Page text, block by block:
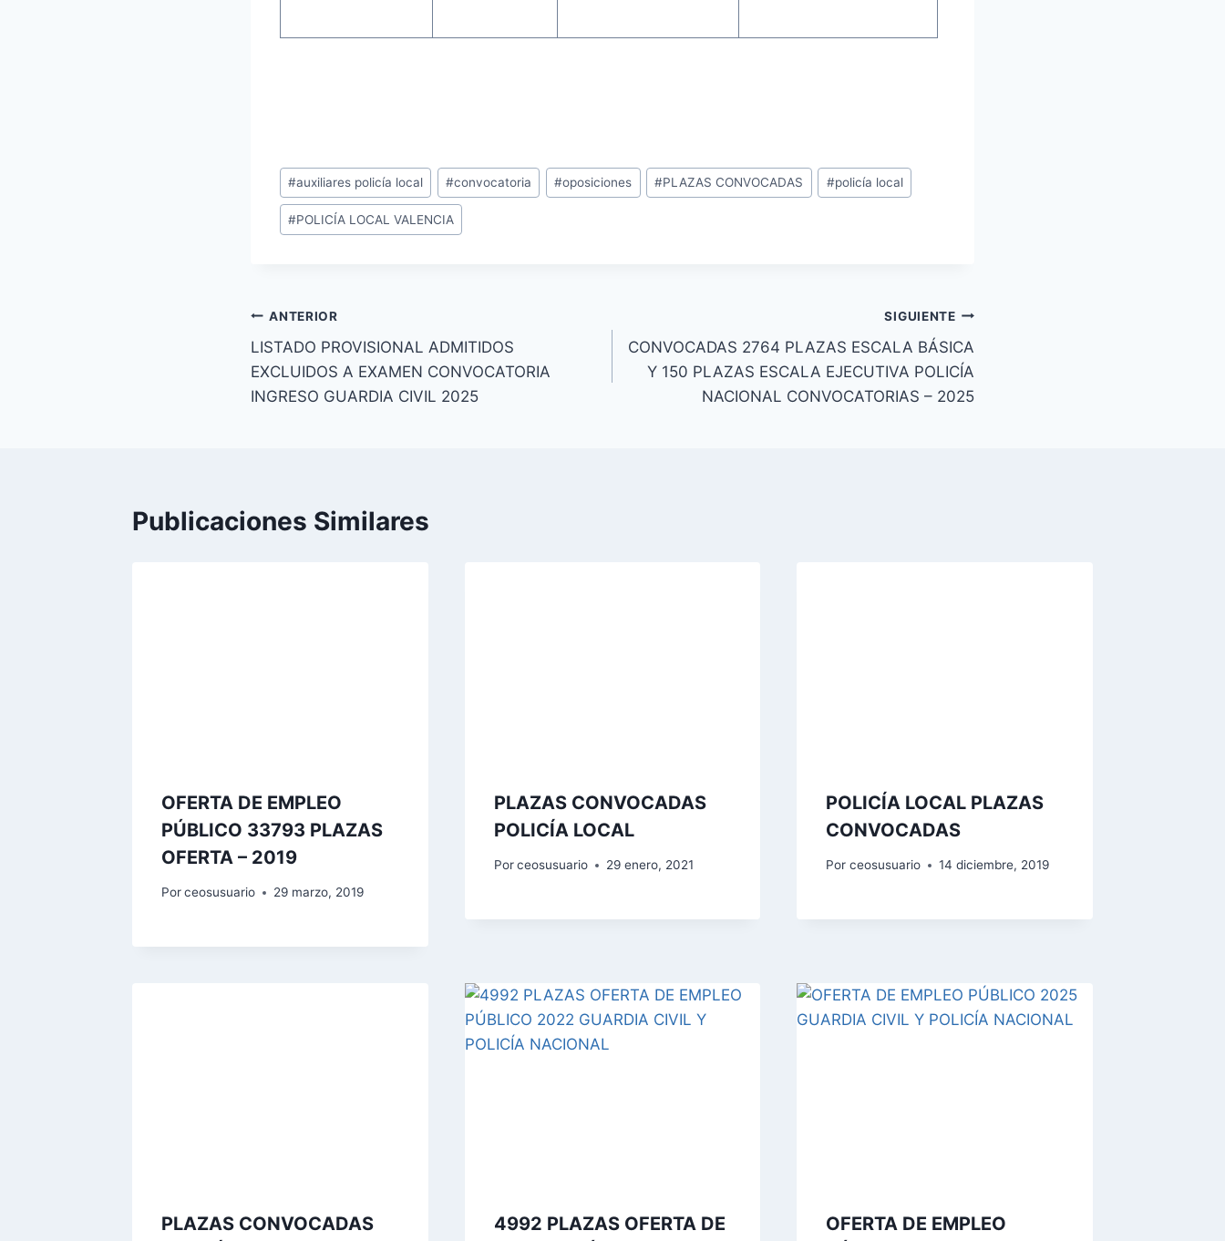
Etiquetas
de
la
#auxiliares policía local #convocatoria #oposiciones #PLAZAS CONVOCADAS #policía local
#POLICÍA LOCAL VALENCIA
Navegación
de
entradas
ANTERIOR
LISTADO PROVISIONAL ADMITIDOS
EXCLUIDOS A EXAMEN CONVOCATORIA
INGRESO GUARDIA CIVIL 2025
SIGUIENTE
CONVOCADAS 2764 PLAZAS ESCALA BÁSICA
Y 150 PLAZAS ESCALA EJECUTIVA POLICÍA
NACIONAL CONVOCATORIAS – 2025
Publicaciones Similares
OFERTA DE EMPLEO
PÚBLICO 33793 PLAZAS
OFERTA – 2019
Porceosusuario 29 marzo, 2019
PLAZAS CONVOCADAS
POLICÍA LOCAL
Por ceosusuario 29 enero, 2021
POLICÍA LOCAL PLAZAS
CONVOCADAS
Por ceosusuario 14 diciembre, 2019
PLAZAS CONVOCADAS
4992 PLAZAS OFERTA DE
OFERTA DE EMPLEO